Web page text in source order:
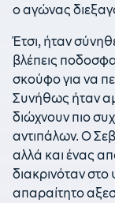
ο αγώνας
Έτσι, ήταν
βλέπεις
σκούφο για να
Συνήθως ήταν
διώχνουν πιο
αντιπάλων. Ο
αλλά και ένας
διακρινόταν στο
απαραίτητο